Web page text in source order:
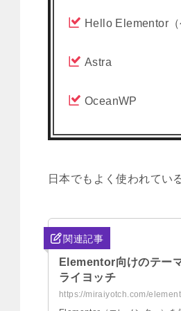
Hello Elementor（
Astra
OceanWP
日本でもよく使われてい
関連記事
Elementor向けのテー
ライヨッチ
https://miraiyotch.com/